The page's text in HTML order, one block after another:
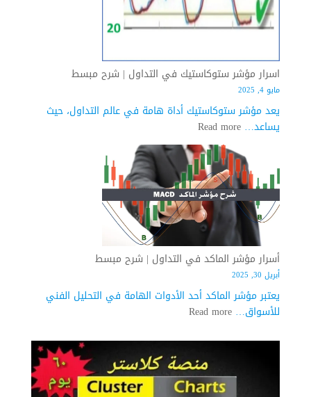
شرح
اسرار مؤشر ستوكاستيك في التداول | شرح مبسط
مايو 4, 2025
يعد مؤشر ستوكاستيك أداة هامة في عالم التداول، حيث
يساعد… Read more
:
اسرار
مؤشر
ستوكاستيك
في
التداول
|
مبسط
أسرار مؤشر الماكد في التداول | شرح مبسط
أبريل 30, 2025
يعتبر مؤشر الماكد أحد الأدوات الهامة في التحليل الفني
للأسواق… Read more
:
مؤشر
الماكد
في
التداول